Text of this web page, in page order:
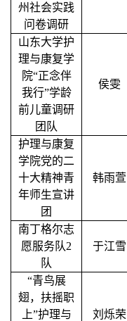
州社会实践
问卷调研
山东大学护
理与康复学
院“正念伴
我行”学龄
前儿童调研
团队
侯雯
护理与康复
学院党的二
十大精神青
年师生宣讲
团
韩雨萱
南丁格尔志
愿服务队2
队
于江雪
“青鸟展
翅，扶摇职
上”护理与
刘烁荣